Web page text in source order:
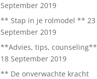
September 2019
** Stap in je rolmodel ** 23
September 2019
**Advies, tips, counseling**
18 September 2019
** De onverwachte kracht